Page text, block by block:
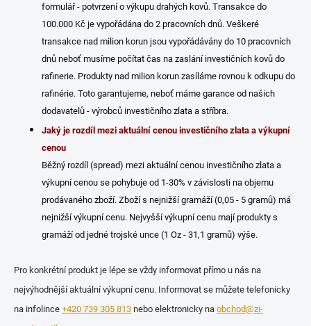
formulář - potvrzení o výkupu drahých kovů. Transakce do
100.000 Kč je vypořádána do 2 pracovních dnů. Veškeré
transakce nad milion korun jsou vypořádávány do 10 pracovních
dnů neboť musíme počítat čas na zaslání investičních kovů do
rafinerie. Produkty nad milion korun zasíláme rovnou k odkupu do
rafinérie. Toto garantujeme, neboť máme garance od našich
dodavatelů - výrobců investičního zlata a stříbra.
Jaký je rozdíl mezi aktuální cenou investičního zlata a výkupní
cenou
Běžný rozdíl (spread) mezi aktuální cenou investičního zlata a
výkupní cenou se pohybuje od 1-30% v závislosti na objemu
prodávaného zboží. Zboží s nejnižší gramáží (0,05 - 5 gramů) má
nejnižší výkupní cenu. Nejvyšší výkupní cenu mají produkty s
gramáží od jedné trojské unce (1 Oz - 31,1 gramů) výše.
Pro konkrétní produkt je lépe se vždy informovat přímo u nás na
nejvýhodnější aktuální výkupní cenu. Informovat se můžete telefonicky
na infolince +420 739 305 813 nebo elektronicky na obchod@zi-